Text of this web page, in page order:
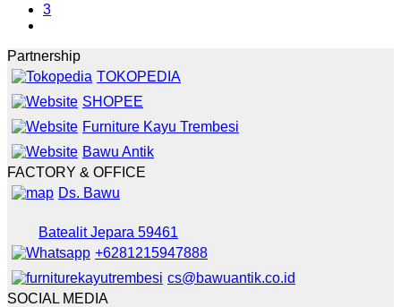
3
Partnership
TOKOPEDIA
SHOPEE
Furniture Kayu Trembesi
Bawu Antik
FACTORY & OFFICE
Ds. Bawu
Batealit Jepara 59461
+6281215947888
cs@bawuantik.co.id
SOCIAL MEDIA